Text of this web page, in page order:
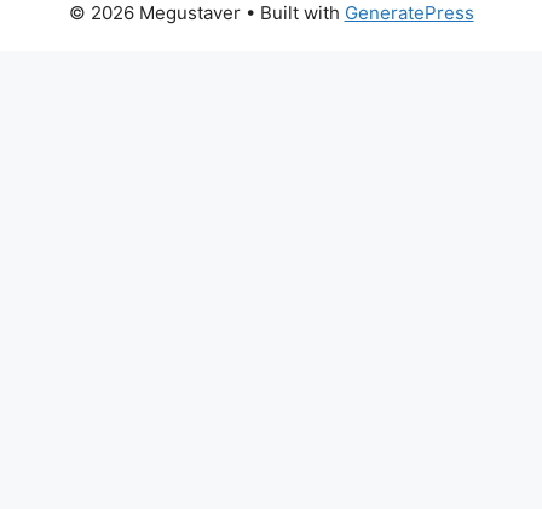
© 2026 Megustaver• Built with GeneratePress